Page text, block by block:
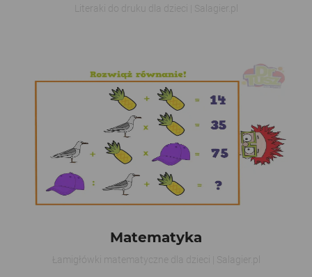
Literaki do druku dla dzieci | Salagier.pl
Matematyka
Łamigłówki matematyczne dla dzieci | Salagier.pl